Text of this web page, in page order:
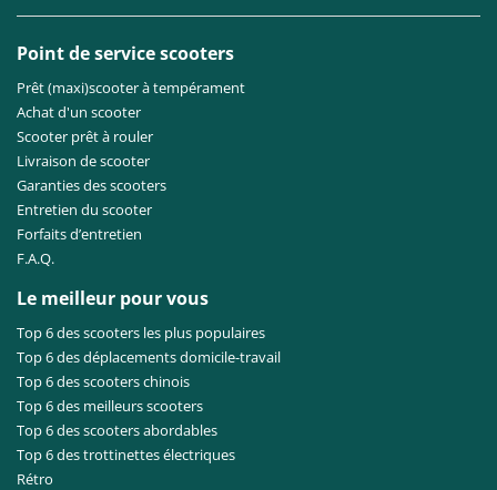
Point de service scooters
Prêt (maxi)scooter à tempérament
Achat d'un scooter
Scooter prêt à rouler
Livraison de scooter
Garanties des scooters
Entretien du scooter
Forfaits d’entretien
F.A.Q.
Le meilleur pour vous
Top 6 des scooters les plus populaires
Top 6 des déplacements domicile-travail
Top 6 des scooters chinois
Top 6 des meilleurs scooters
Top 6 des scooters abordables
Top 6 des trottinettes électriques
Rétro